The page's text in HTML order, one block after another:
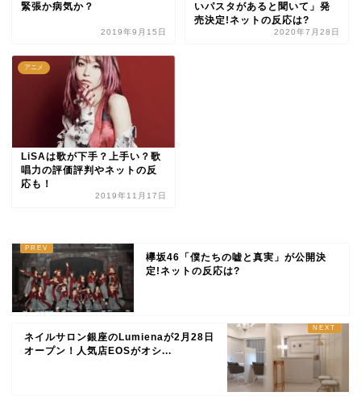
緊張か病気か？
2019年9月15日
いパスタがあると聞いて」発
売決定!ネットの反応は?
2020年7月28日
アニメ
LiSAは歌が下手？上手い？歌
唱力の評価評判やネットの反
応も！
2019年11月17日
欅坂46「僕たちの嘘と真実」が公開決
定!ネットの反応は?
ネイルサロン銀座のLumienaが2月28日
オープン！人気店EOSがオシ...